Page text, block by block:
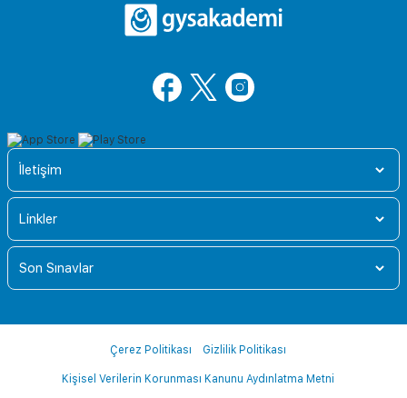
İletişim
Linkler
Son Sınavlar
Çerez Politikası Gizlilik Politikası
Kişisel Verilerin Korunması Kanunu Aydınlatma Metni